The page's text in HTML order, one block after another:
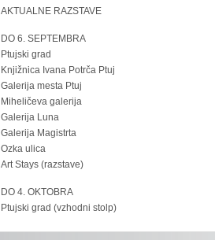
AKTUALNE RAZSTAVE
DO 6. SEPTEMBRA
Ptujski grad
Knjižnica Ivana Potrča Ptuj
Galerija mesta Ptuj
Miheličeva galerija
Galerija Luna
Galerija Magistrta
Ozka ulica
Art Stays (razstave)
DO 4. OKTOBRA
Ptujski grad (vzhodni stolp)